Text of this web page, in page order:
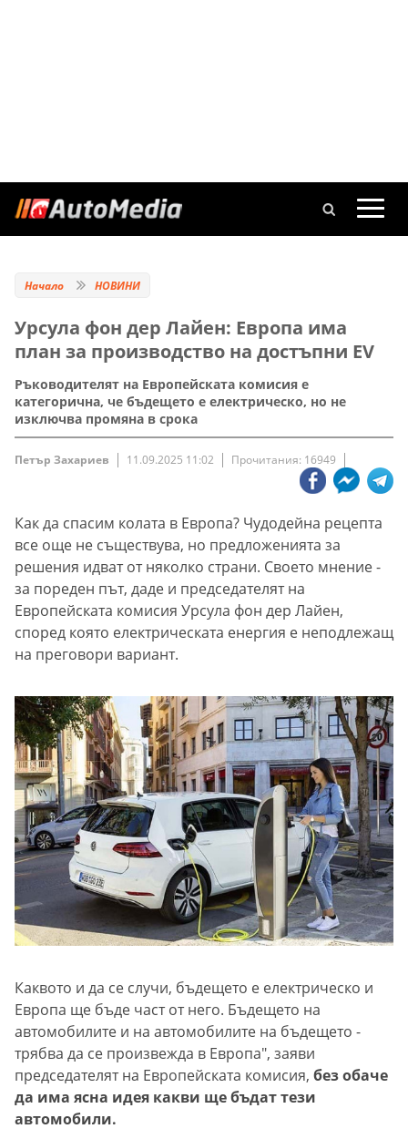
Начало НОВИНИ
Урсула фон дер Лайен: Европа има
план за производство на достъпни EV
Ръководителят на Европейската комисия е
категорична, че бъдещето е електрическо, но не
изключва промяна в срока
Петър Захариев 11.09.2025 11:02 Прочитания: 16949
Как да спасим колата в Европа? Чудодейна рецепта
все още не съществува, но предложенията за
решения идват от няколко страни. Своето мнение -
за пореден път, даде и председателят на
Европейската комисия Урсула фон дер Лайен,
според която електрическата енергия е неподлежащ
на преговори вариант.
Каквото и да се случи, бъдещето е електрическо и
Европа ще бъде част от него. Бъдещето на
автомобилите и на автомобилите на бъдещето -
трябва да се произвежда в Европа", заяви
председателят на Европейската комисия, без обаче
да има ясна идея какви ще бъдат тези
автомобили.